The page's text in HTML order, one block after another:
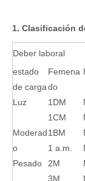
1. Clasificación
Deber laboral
estado
de carga
Femena
do
Luz 1DM
1CM
Moderad
o
1BM
1 a.m.
Pesado
2M
3M